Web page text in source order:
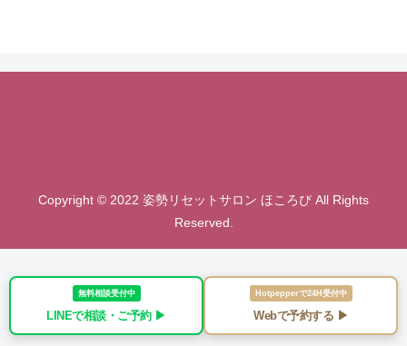
無料相談受付中
LINEで相談・ご予約 ▶︎
Hotpepperで24H受付中
Webで予約する ▶︎
Copyright © 2022 姿勢リセットサロン ほころび All Rights
Reserved.